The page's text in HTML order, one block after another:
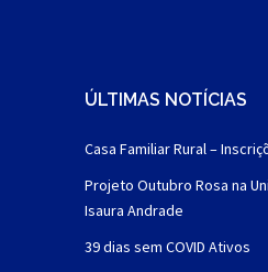
ÚLTIMAS NOTÍCIAS
Casa Familiar Rural –
Projeto Outubro Rosa na
Isaura Andrade
39 dias sem COVID Ativos